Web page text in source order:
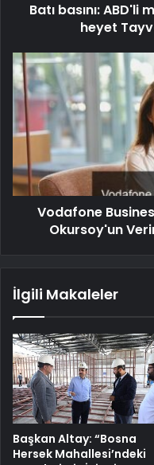
Batı basını:
heyet
Vodafone
Okursoy'un
İlgili Makaleler
Başkan Altay: “Bosna
Hersek Mahallesi’ndeki